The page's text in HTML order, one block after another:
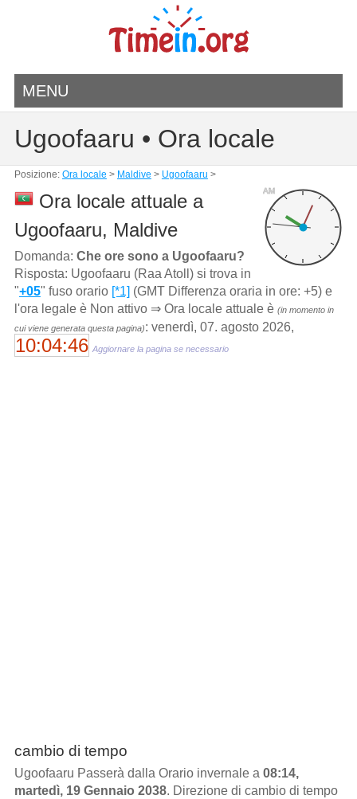
MENU
Ugoofaaru • Ora locale
Posizione: Ora locale > Maldive > Ugoofaaru >
AM
Ora locale attuale a
Ugoofaaru, Maldive
Domanda: Che ore sono a Ugoofaaru?
Risposta: Ugoofaaru (Raa Atoll) si trova in
"+05" fuso orario [*1] (GMT Differenza oraria in ore: +5) e
l'ora legale è Non attivo ⇒ Ora locale attuale è (in momento in
cui viene generata questa pagina): venerdì, 07. agosto 2026,
10:04:46 Aggiornare la pagina se necessario
cambio di tempo
Ugoofaaru Passerà dalla Orario invernale a 08:14,
martedì, 19 Gennaio 2038. Direzione di cambio di tempo